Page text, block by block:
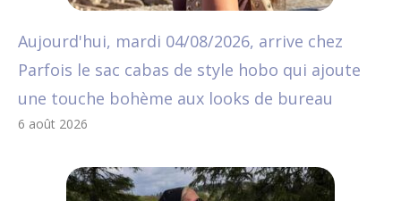
Aujourd'hui, mardi 04/08/2026, arrive chez
Parfois le sac cabas de style hobo qui ajoute
une touche bohème aux looks de bureau
6 août 2026